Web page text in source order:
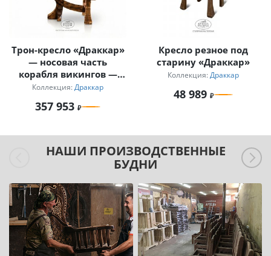
Трон-кресло «Драккар»
— носовая часть
корабля викингов —
голова дракона
Коллекция: Драккар
357 953
Кресло резное под
старину «Драккар»
Коллекция: Драккар
48 989
НАШИ ПРОИЗВОДСТВЕННЫЕ
БУДНИ